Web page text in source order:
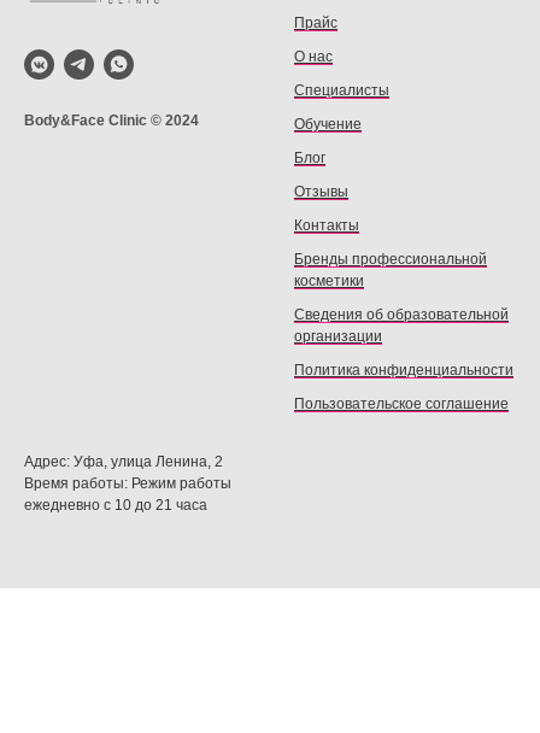
Body&Face Clinic © 2024
Прайс
О нас
Специалисты
Обучение
Блог
Отзывы
Контакты
Бренды профессиональной
косметики
Сведения об образовательной
организации
Политика конфиденциальности
Пользовательское соглашение
Адрес: Уфа, улица Ленина, 2
Время работы: Режим работы
ежедневно с 10 до 21 часа